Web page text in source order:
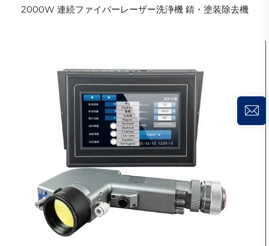
2000W 連続ファイバーレーザー洗浄機 錆・塗装除去機